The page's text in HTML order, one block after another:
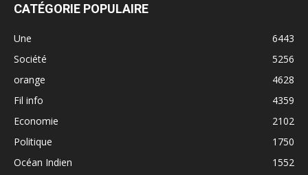
CATÉGORIE POPULAIRE
Une
6443
Société
5256
orange
4628
Fil info
4359
Economie
2102
Politique
1750
Océan Indien
1552